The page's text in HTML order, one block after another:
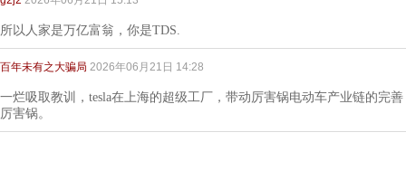
所以人家是万亿富翁，你是TDS.
百年未有之大骗局 2026年06月21日 14:28
一烂吸取教训，tesla在上海的超级工厂，带动厉害锅电动车产业链的完
厉害锅。